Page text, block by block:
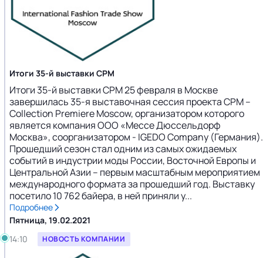
Итоги 35-й выставки CPM
Итоги 35-й выставки CPM 25 февраля в Москве
завершилась 35-я выставочная сессия проекта CPM –
Collection Premiere Moscow, организатором которого
является компания ООО «Мессе Дюссельдорф
Москва», соорганизатором - IGEDO Company (Германия).
Прошедший сезон стал одним из самых ожидаемых
событий в индустрии моды России, Восточной Европы и
Центральной Азии – первым масштабным мероприятием
международного формата за прошедший год. Выставку
посетило 10 762 байера, в ней приняли у...
Подробнее
Пятница, 19.02.2021
14:10
НОВОСТЬ КОМПАНИИ